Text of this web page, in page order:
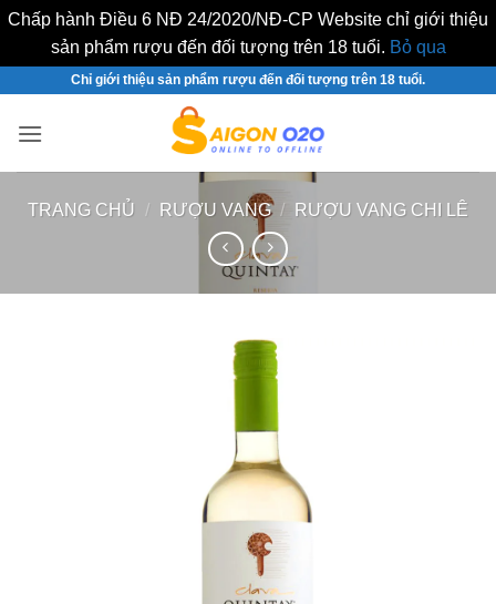
Chấp hành Điều 6 NĐ 24/2020/NĐ-CP Website chỉ giới thiệu
sản phẩm rượu đến đối tượng trên 18 tuổi. Bỏ qua
nội
Chỉ giới thiệu sản phẩm rượu đến đối tượng trên 18 tuổi.
TRANG CHỦ / RƯỢU VANG / RƯỢU VANG CHI LÊ